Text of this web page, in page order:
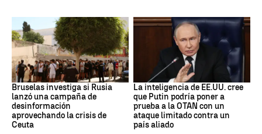
Desinformación rusa
Bruselas investiga si Rusia
lanzó una campaña de
desinformación
aprovechando la crisis de
Ceuta
OTAN
La inteligencia de EE.UU. cree
que Putin podría poner a
prueba a la OTAN con un
ataque limitado contra un
país aliado